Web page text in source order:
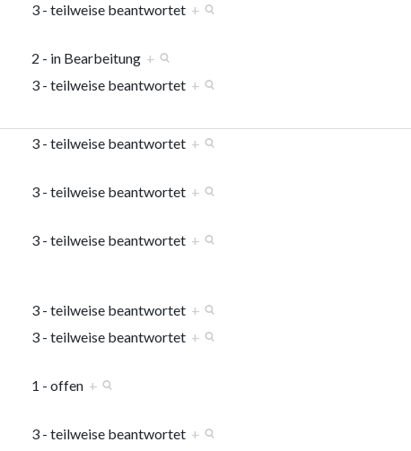
3 - teilweise beantwortet +
2 - in Bearbeitung +
3 - teilweise beantwortet +
3 - teilweise beantwortet +
3 - teilweise beantwortet +
3 - teilweise beantwortet +
3 - teilweise beantwortet +
3 - teilweise beantwortet +
1 - offen +
3 - teilweise beantwortet +